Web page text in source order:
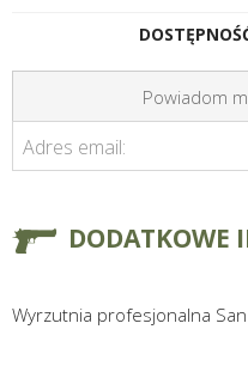
Powiadom
Adres email:
DODATKOWE
Wyrzutnia profesjonalna